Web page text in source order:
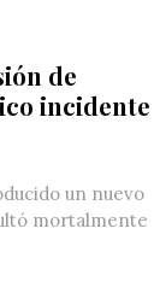
de
incidente
un nuevo
mortalmente